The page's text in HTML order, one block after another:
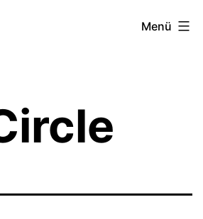
Menü